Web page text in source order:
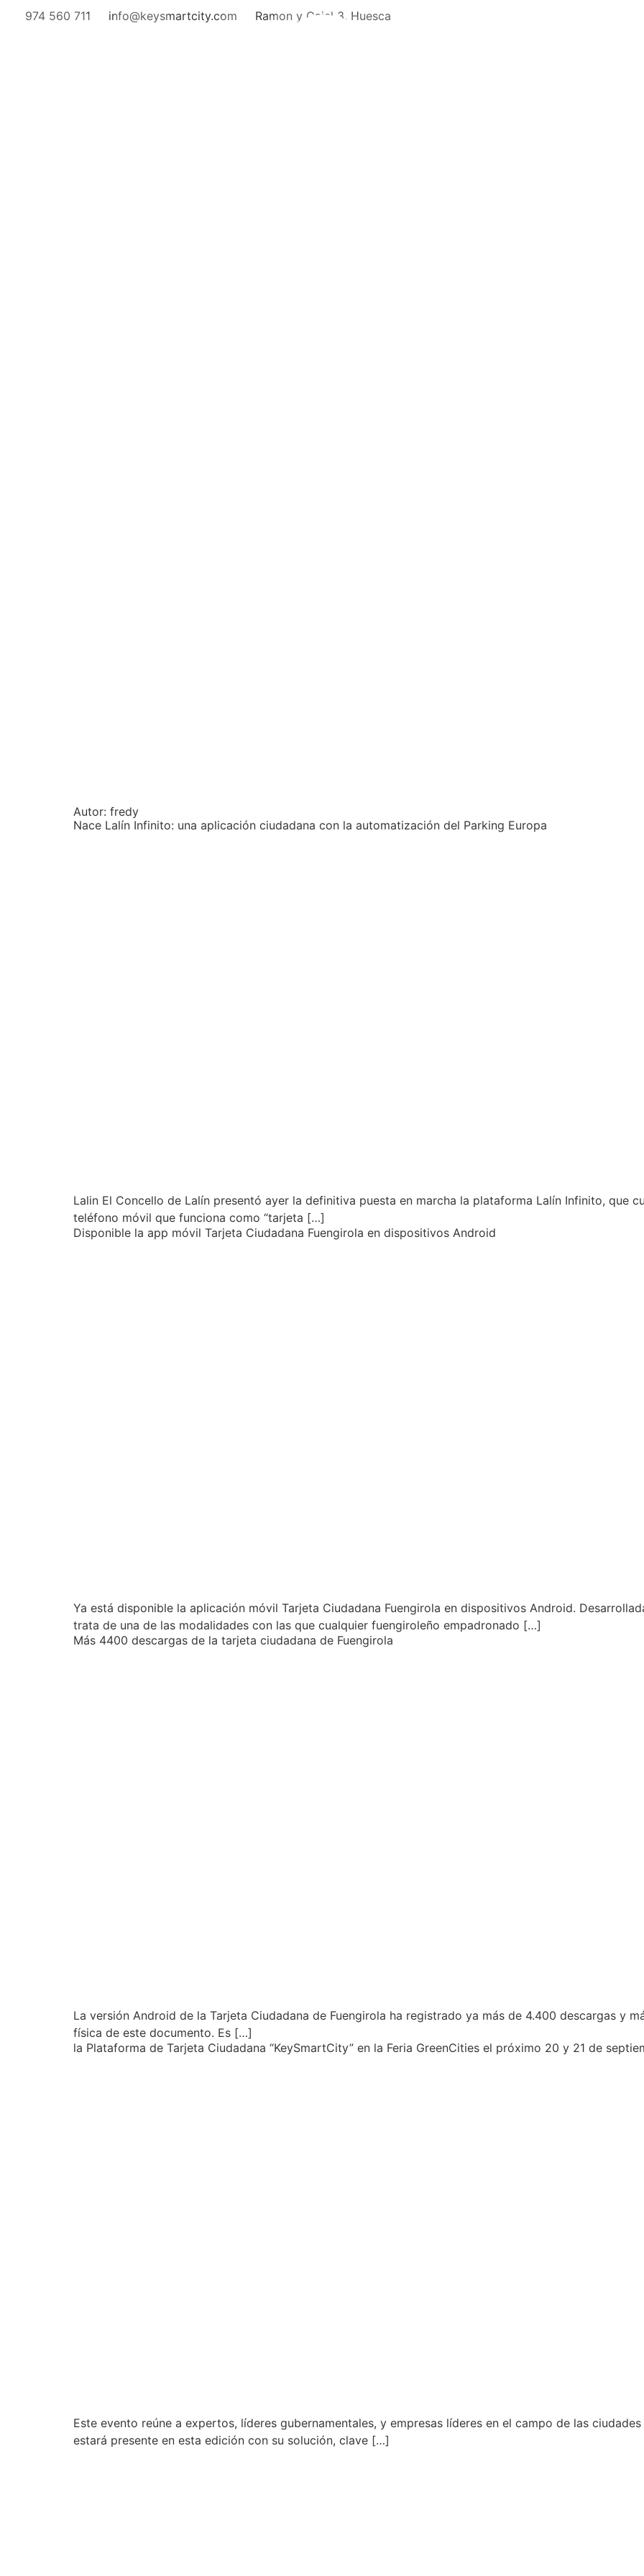
974 560 711 info@keysmartcity.com Ramon y Cajal 3, Huesca
Autor: fredy
Nace Lalín Infinito: una aplicación ciudadana con la automatización del Parking Europa
Lalin El Concello de Lalín presentó ayer la definitiva puesta en marcha la plataforma Lalín Infinito, que
teléfono móvil que funciona como “tarjeta […]
Disponible la app móvil Tarjeta Ciudadana Fuengirola en dispositivos Android
Ya está disponible la aplicación móvil Tarjeta Ciudadana Fuengirola en dispositivos Android.
trata de una de las modalidades con las que cualquier fuengiroleño empadronado […]
Más 4400 descargas de la tarjeta ciudadana de Fuengirola
La versión Android de la Tarjeta Ciudadana de Fuengirola ha registrado ya más de 4.400 descargas y
física de este documento. Es […]
la Plataforma de Tarjeta Ciudadana “KeySmartCity” en la Feria GreenCities el próximo 20 y 21 de
Este evento reúne a expertos, líderes gubernamentales, y empresas líderes en el campo de las
estará presente en esta edición con su solución, clave […]